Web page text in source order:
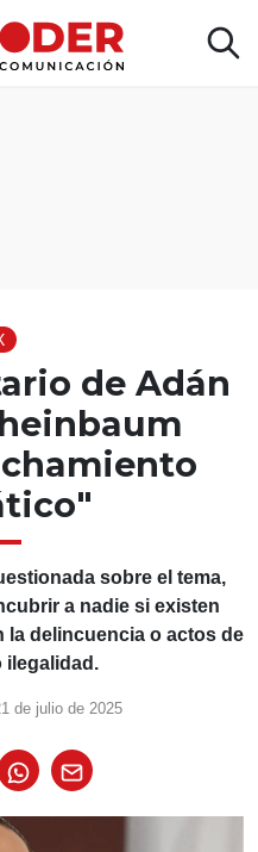
de Adán
sobre el tema,
a nadie si existen
delincuencia o actos de
de julio de 2025